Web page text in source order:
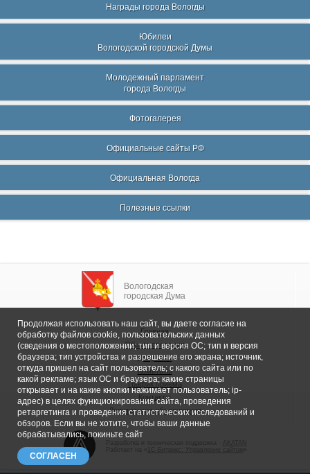
Награды города Вологды
Юбилеи
Вологодской городской Думы
Молодежный парламент
города Вологды
Фотогалерея
Официальные сайты РФ
Официальная Вологда
Полезные ссылки
Вологодская
городская Дума
Главная
Общие сведения
Депутаты
Комитеты
График приема
Контакты
Депутатские объединения
1С-Битрикс: Управление сайтом
Продолжая использовать наш сайт, вы даете согласие на
обработку файлов cookie, пользовательских данных
(сведения о местоположении; тип и версия ОС; тип и версия
браузера; тип устройства и разрешение его экрана; источник,
откуда пришел на сайт пользователь; с какого сайта или по
какой рекламе; язык ОС и браузера; какие страницы
открывает и на какие кнопки нажимает пользователь; ip-
адрес) в целях функционирования сайта, проведения
ретаргетинга и проведения статистических исследований и
обзоров. Если вы не хотите, чтобы ваши данные
обрабатывались, покиньте сайт
СОГЛАСЕН